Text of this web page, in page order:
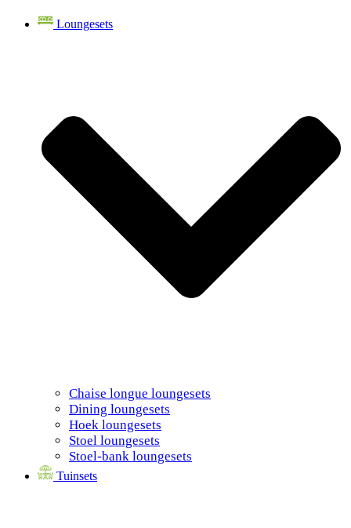
Loungesets
Chaise longue loungesets
Dining loungesets
Hoek loungesets
Stoel loungesets
Stoel-bank loungesets
Tuinsets